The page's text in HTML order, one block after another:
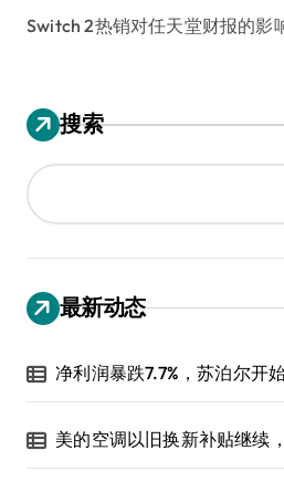
Switch 2热销对任天堂财报的影
搜索
最新动态
净利润暴跌7.7%，苏泊尔开
美的空调以旧换新补贴继续